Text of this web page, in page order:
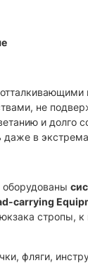
не
и долго
даже в
carrying
стропы,
фляги,